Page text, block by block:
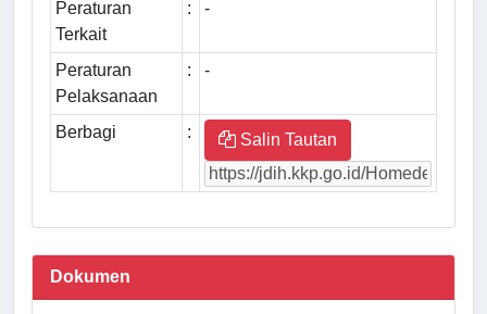
Peraturan
Terkait
: -
Peraturan
Pelaksanaan
: -
Berbagi : Salin Tautan
Dokumen